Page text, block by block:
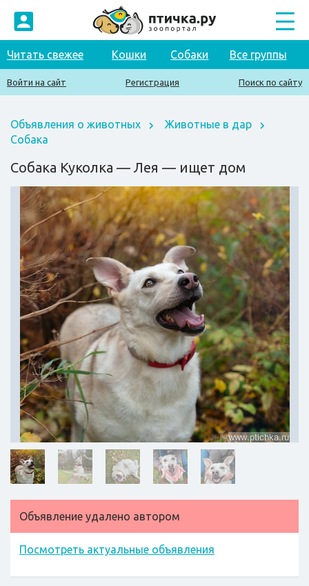
Читать свежее Кошки Собаки Все группы
Войти на сайт Регистрация Поиск по сайту
Объявления о животных
Животные в дар
Собака
Собака Куколка — Лея — ищет дом
Объявление удалено автором
Посмотреть актуальные объявления